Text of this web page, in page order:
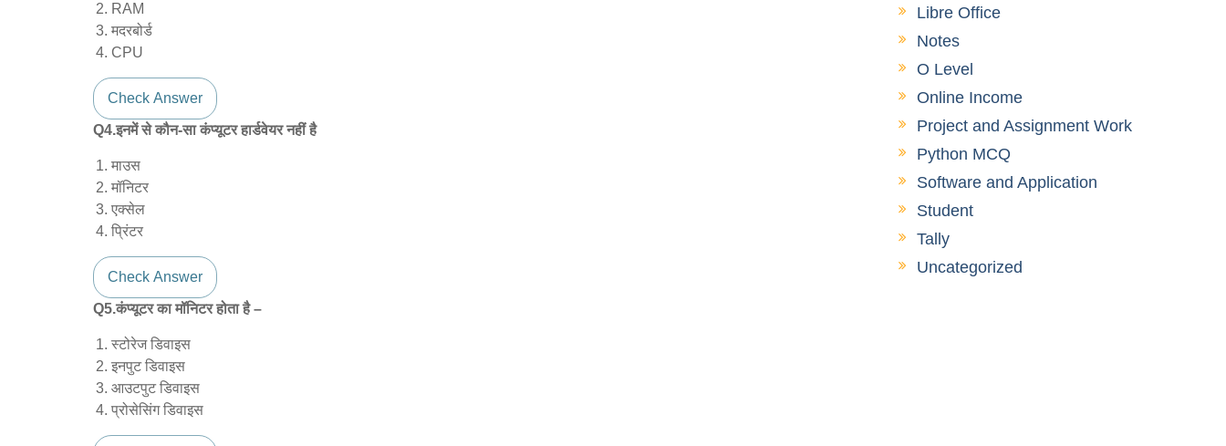
RAM
मदरबोर्ड
CPU
Check Answer
Q4.इनमें से कौन-सा कंप्यूटर हार्डवेयर नहीं है
माउस
मॉनिटर
एक्सेल
प्रिंटर
Check Answer
Q5.कंप्यूटर का मॉनिटर होता है –
स्टोरेज डिवाइस
इनपुट डिवाइस
आउटपुट डिवाइस
प्रोसेसिंग डिवाइस
Libre Office
Notes
O Level
Online Income
Project and Assignment Work
Python MCQ
Software and Application
Student
Tally
Uncategorized